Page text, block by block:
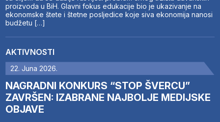
proizvoda u BiH. Glavni fokus edukacije bio je ukazivanje na
ekonomske štete i štetne posljedice koje siva ekonomija nanosi
budžetu […]
AKTIVNOSTI
22. Juna 2026.
NAGRADNI KONKURS “STOP ŠVERCU”
ZAVRŠEN: IZABRANE NAJBOLJE MEDIJSKE
OBJAVE